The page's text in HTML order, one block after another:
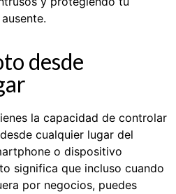
desde
la capacidad de controlar
cualquier lugar del
o dispositivo
significa que incluso cuando
por negocios, puedes